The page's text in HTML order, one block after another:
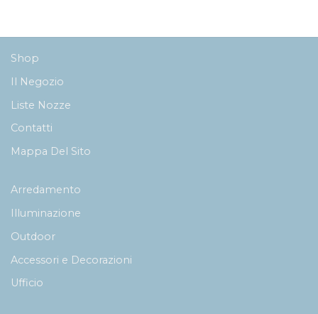
Shop
Il Negozio
Liste Nozze
Contatti
Mappa Del Sito
Arredamento
Illuminazione
Outdoor
Accessori e Decorazioni
Ufficio